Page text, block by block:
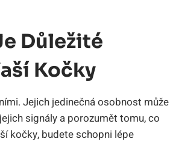
Důležité
Kočky
Jejich jedinečná osobnost může
signály a porozumět tomu, co
kočky, budete schopni lépe